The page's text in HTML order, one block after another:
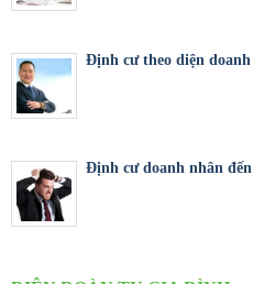
Định cư theo diện
Định cư doanh nhân